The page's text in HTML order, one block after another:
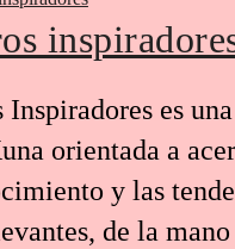
Inspiradores es
orientada a
y las
de la